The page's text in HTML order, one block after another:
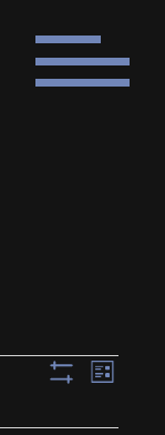
ANSICHTEN-
NAVIGATION
Liste